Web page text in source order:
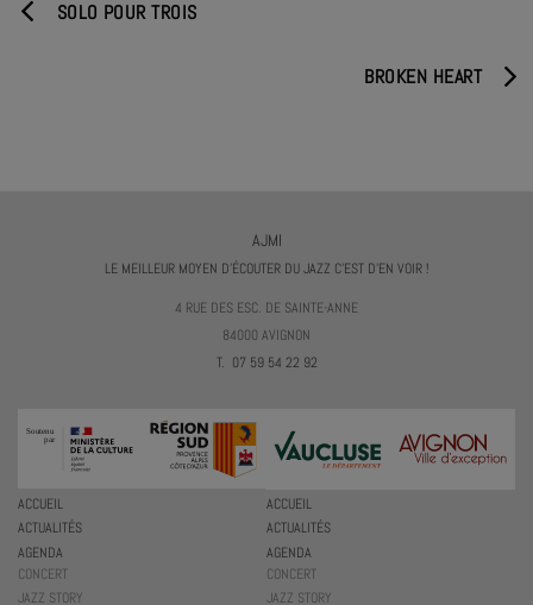
SOLO POUR TROIS
BROKEN HEART
AJMI
LE MEILLEUR MOYEN D'ÉCOUTER DU JAZZ C'EST D'EN VOIR !
4 RUE DES ESC. DE SAINTE-ANNE
84000 AVIGNON
T. 07 59 54 22 92
ACCUEIL
ACTUALITÉS
AGENDA
CONCERT
JAZZ STORY
ACCUEIL
ACTUALITÉS
AGENDA
CONCERT
JAZZ STORY